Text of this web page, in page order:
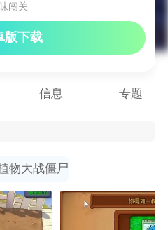
闯关
版下载
信息 专题
物大战僵尸